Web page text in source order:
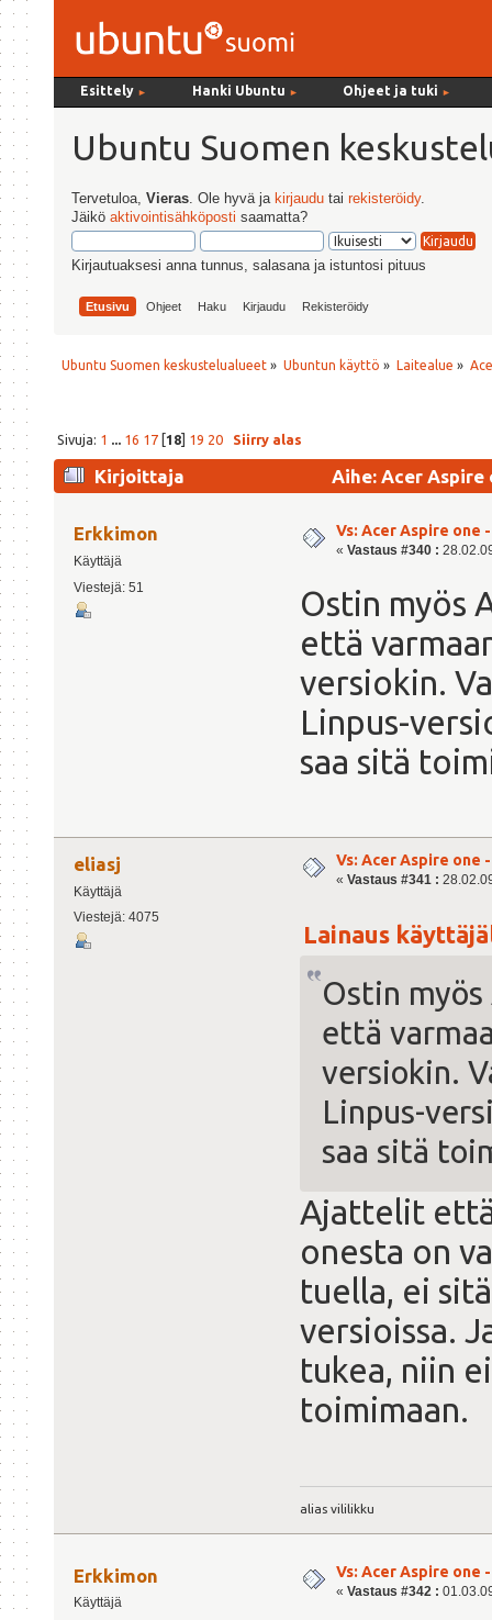
Esittely ► Hanki Ubuntu ► Ohjeet ja tuki ►
Ubuntu Suomen
Tervetuloa,Vieras . Ole hyvä ja kirjaudu tairekisteröidy.
Jäiköaktivointisähköposti saamatta?
Kirjautuaksesi anna tunnus, salasana ja istuntosi pituus
Etusivu Ohjeet Haku Kirjaudu Rekisteröidy
Ubuntu Suomen keskustelualueet » Ubuntun käyttö » Laitealue »
Sivuja: 1 ... 16 17[18] 19 20 Siirry alas
Kirjoittaja Aihe: Acer
Erkkimon
Käyttäjä
Viestejä: 51
Vs: Acer Aspire one
« Vastaus #340 :
Ostin myös
että
versiokin.
Linpus-
saa sitä
eliasj
Käyttäjä
Viestejä: 4075
Vs: Acer Aspire one
« Vastaus #341 :
Lainaus
Ostin
että
versiokin.
Linpus-
saa sitä
Ajattelit että
onesta on
tuella, ei
versioissa.
tukea, niin
toimimaan.
alias vililikku
Erkkimon
Käyttäjä
Vs: Acer Aspire one
« Vastaus #342 :